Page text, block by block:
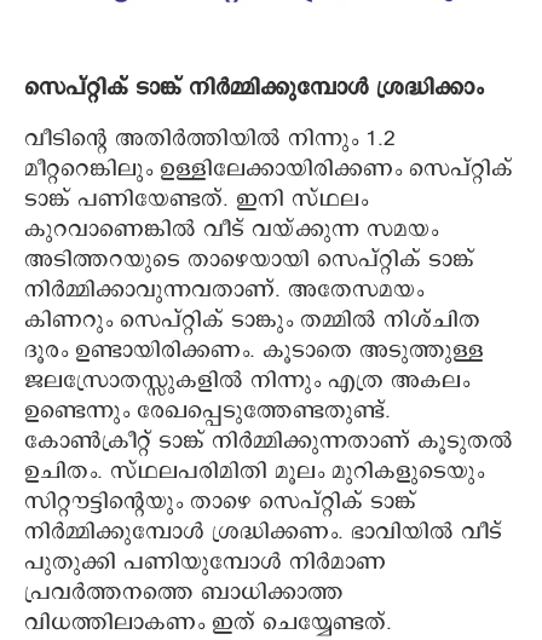
സെപ്റ്റിക് ടാങ്ക് നിർമ്മിക്കുമ്പോൾ ശ്രദ്ധിക്കാം
വീടിന്റെ അതിർത്തിയിൽ നിന്നും 1.2
മീറ്ററെങ്കിലും ഉള്ളിലേക്കായിരിക്കണം സെപ്റ്റിക്
ടാങ്ക് പണിയേണ്ടത്. ഇനി സ്ഥലം
കുറവാണെങ്കിൽ വീട് വയ്ക്കുന്ന സമയം
അടിത്തറയുടെ താഴെയായി സെപ്റ്റിക് ടാങ്ക്
നിർമ്മിക്കാവുന്നവതാണ്. അതേസമയം
കിണറും സെപ്റ്റിക് ടാങ്കും തമ്മിൽ നിശ്ചിത
ദൂരം ഉണ്ടായിരിക്കണം. കൂടാതെ അടുത്തുള്ള
ജലസ്രോതസ്സുകളിൽ നിന്നും എത്ര അകലം
ഉണ്ടെന്നും രേഖപ്പെടുത്തേണ്ടതുണ്ട്.
കോൺക്രീറ്റ് ടാങ്ക് നിർമ്മിക്കുന്നതാണ് കൂടുതൽ
ഉചിതം. സ്ഥലപരിമിതി മൂലം മുറികളുടെയും
സിറ്റൗട്ടിന്റെയും താഴെ സെപ്റ്റിക് ടാങ്ക്
നിർമ്മിക്കുമ്പോൾ ശ്രദ്ധിക്കണം. ഭാവിയിൽ വീട്
പുതുക്കി പണിയുമ്പോൾ നിർമാണ
പ്രവർത്തനത്തെ ബാധിക്കാത്ത
വിധത്തിലാകണം ഇത് ചെയ്യേണ്ടത്.